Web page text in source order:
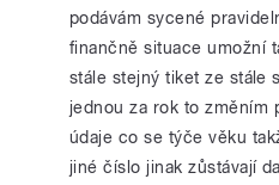
podávám sycené
finančně situace umožní
stále stejný tiket ze stále
jednou za rok to změním
údaje co se týče věku
jiné číslo jinak zůstávají